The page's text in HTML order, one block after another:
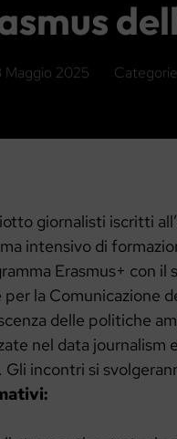
Maggio 2025
giornalisti iscritti
intensivo di
Erasmus+ con il
la Comunicazione
delle politiche
nel data journalism
incontri si